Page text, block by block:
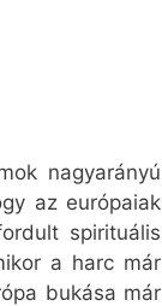
nagyarányú
az európaiak
spirituális
a harc már
bukása már